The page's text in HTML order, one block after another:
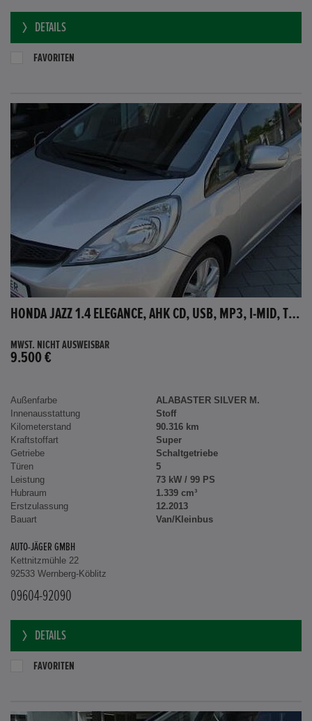
DETAILS
FAVORITEN
HONDA JAZZ 1.4 ELEGANCE, AHK CD, USB, MP3, I-MID, TEMPOMAT, AUX-IN
MWST. NICHT AUSWEISBAR
9.500 €
Außenfarbe
ALABASTER SILVER M.
Innenausstattung
Stoff
Kilometerstand
90.316 km
Kraftstoffart
Super
Getriebe
Schaltgetriebe
Türen
5
Leistung
73 kW / 99 PS
Hubraum
1.339 cm³
Erstzulassung
12.2013
Bauart
Van/Kleinbus
AUTO-JÄGER GMBH
Kettnitzmühle 22
92533 Wernberg-Köblitz
09604-92090
DETAILS
FAVORITEN